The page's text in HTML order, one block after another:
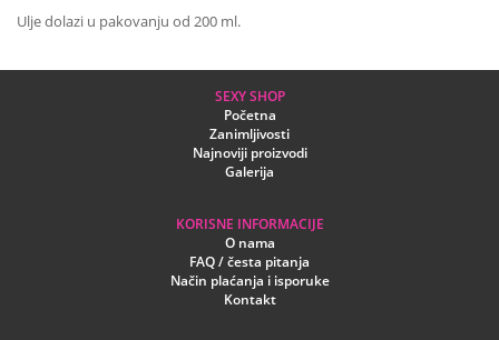
Ulje dolazi u pakovanju od 200 ml.
SEXY SHOP
Početna
Zanimljivosti
Najnoviji proizvodi
Galerija
KORISNE INFORMACIJE
O nama
FAQ / česta pitanja
Način plaćanja i isporuke
Kontakt